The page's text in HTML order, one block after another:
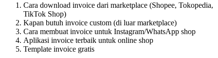
Cara download invoice dari marketplace (Shopee, Tokopedia,
TikTok Shop)
Kapan butuh invoice custom (di luar marketplace)
Cara membuat invoice untuk Instagram/WhatsApp shop
Aplikasi invoice terbaik untuk online shop
Template invoice gratis